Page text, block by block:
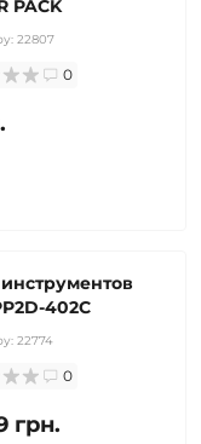
PACK
22807
0
402C
22774
0
грн.